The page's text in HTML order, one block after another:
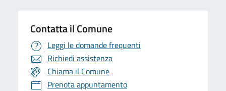
Contatta il Comune
Leggi le domande frequenti
Richiedi assistenza
Chiama il Comune
Prenota appuntamento